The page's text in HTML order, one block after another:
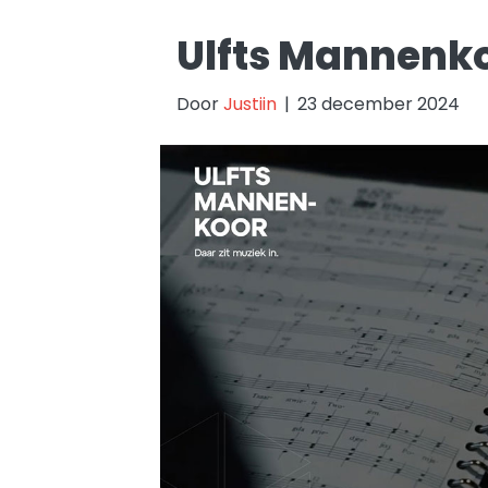
Ulfts
DoorJustiin | 23 december 2024